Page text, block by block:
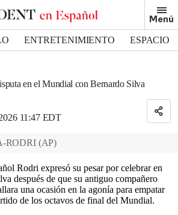
Menú
ENTRETENIMIENTO
ESPACIO
en el Mundial con Bernardo Silva
11:47 EDT
RODRI (AP)
Rodri expresó su pesar por celebrar en
después de que su antiguo compañero
una ocasión en la agonía para empatar
de los octavos de final del Mundial.